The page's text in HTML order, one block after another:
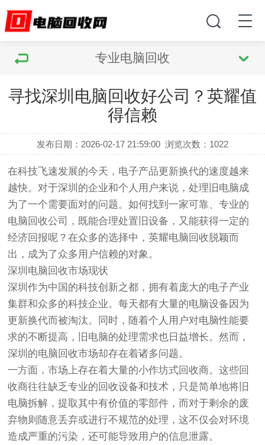
专业电脑回收
寻找深圳电脑回收好公司？英耀值
得信赖
发布日期：2026-02-17 21:59:00 浏览次数： 1022
在科技飞速发展的今天，电子产品更新换代的速度越来
越快。对于深圳的企业和个人用户来说，处理旧电脑成
为了一个需要面对的问题。如何找到一家可靠、专业的
电脑回收公司，既能合理处置旧设备，又能获得一定的
经济回报呢？在众多的选择中，英耀电脑回收脱颖而
出，成为了众多用户信赖的对象。
深圳电脑回收市场现状
深圳作为中国的科技创新之都，拥有着庞大的电子产业
集群和众多的科技企业。每天都有大量的电脑设备因为
更新换代而被淘汰。同时，随着个人用户对电脑性能要
求的不断提高，旧电脑的处理需求也日益增长。然而，
深圳的电脑回收市场却存在着诸多问题。
一方面，市场上存在着大量的小作坊式回收商。这些回
收商往往缺乏专业的回收设备和技术，只是简单地将旧
电脑拆解，提取其中有价值的零部件，而对于剩余的废
弃物则随意丢弃或进行不规范的处理，这不仅会对环境
造成严重的污染，还可能导致用户的信息泄露。